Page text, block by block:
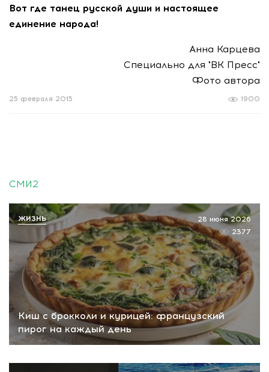
Вот где танец русской души и настоящее
единение народа!
Анна Карцева
Специально для "ВК Пресс"
Фото автора
1900
25 февраля 2015
СМИ2
Киш с брокколи и курицей: французский
пирог на каждый день
28 июня 2026
2377
ЖИЗНЬ